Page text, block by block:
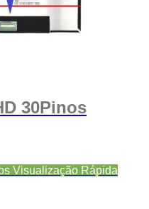
30Pinos
Visualização Rápida